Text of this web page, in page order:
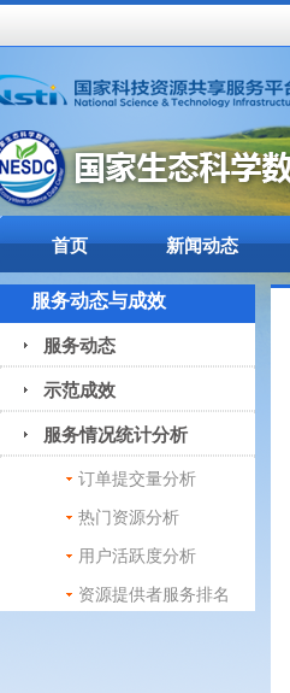
首页 新闻动态
服务动态与成效
服务动态
示范成效
服务情况统计分析
订单提交量分析
热门资源分析
用户活跃度分析
资源提供者服务排名